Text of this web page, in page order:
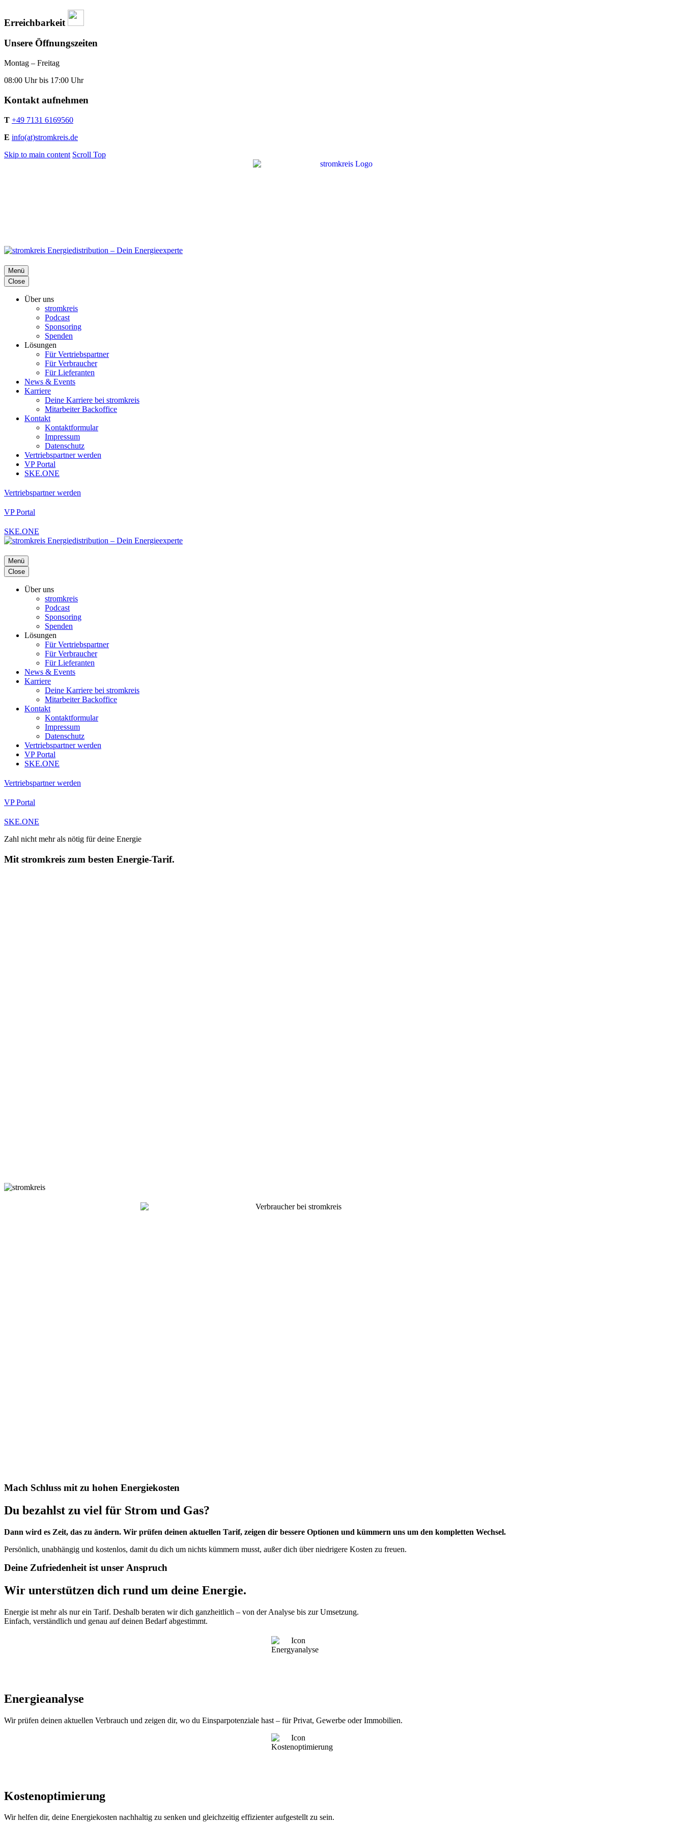
Erreichbarkeit
Unsere Öffnungszeiten
Montag – Freitag
08:00 Uhr bis 17:00 Uhr
Kontakt aufnehmen
T +49 7131 6169560
E info(at)stromkreis.de
Skip to main content Scroll Top
Menü
Close
Über uns
stromkreis
Podcast
Sponsoring
Spenden
Lösungen
Für Vertriebspartner
Für Verbraucher
Für Lieferanten
News & Events
Karriere
Deine Karriere bei stromkreis
Mitarbeiter Backoffice
Kontakt
Kontaktformular
Impressum
Datenschutz
Vertriebspartner werden
VP Portal
SKE.ONE
Vertriebspartner werden
VP Portal
SKE.ONE
Menü
Close
Über uns
stromkreis
Podcast
Sponsoring
Spenden
Lösungen
Für Vertriebspartner
Für Verbraucher
Für Lieferanten
News & Events
Karriere
Deine Karriere bei stromkreis
Mitarbeiter Backoffice
Kontakt
Kontaktformular
Impressum
Datenschutz
Vertriebspartner werden
VP Portal
SKE.ONE
Vertriebspartner werden
VP Portal
SKE.ONE
Zahl nicht mehr als nötig für deine Energie
Mit stromkreis zum besten Energie-Tarif.
Mach Schluss mit zu hohen Energiekosten
Du bezahlst zu viel für Strom und Gas?
Dann wird es Zeit, das zu ändern. Wir prüfen deinen aktuellen Tarif, zeigen dir bessere Optionen und kümmern uns um den kompletten Wechsel.
Persönlich, unabhängig und kostenlos, damit du dich um nichts kümmern musst, außer dich über niedrigere Kosten zu freuen.
Deine Zufriedenheit ist unser Anspruch
Wir unterstützen dich rund um deine Energie.
Energie ist mehr als nur ein Tarif. Deshalb beraten wir dich ganzheitlich – von der Analyse bis zur Umsetzung.
Einfach, verständlich und genau auf deinen Bedarf abgestimmt.
Energieanalyse
Wir prüfen deinen aktuellen Verbrauch und zeigen dir, wo du Einsparpotenziale hast – für Privat, Gewerbe oder Immobilien.
Kostenoptimierung
Wir helfen dir, deine Energiekosten nachhaltig zu senken und gleichzeitig effizienter aufgestellt zu sein.